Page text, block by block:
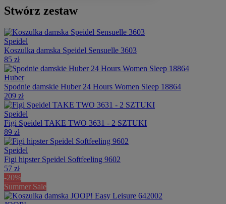
Stwórz zestaw
Speidel
Koszulka damska Speidel Sensuelle 3603
85 zł
Huber
Spodnie damskie Huber 24 Hours Women Sleep 18864
209 zł
Speidel
Figi Speidel TAKE TWO 3631 - 2 SZTUKI
89 zł
Speidel
Figi hipster Speidel Softfeeling 9602
57 zł
-20%
Summer Sale